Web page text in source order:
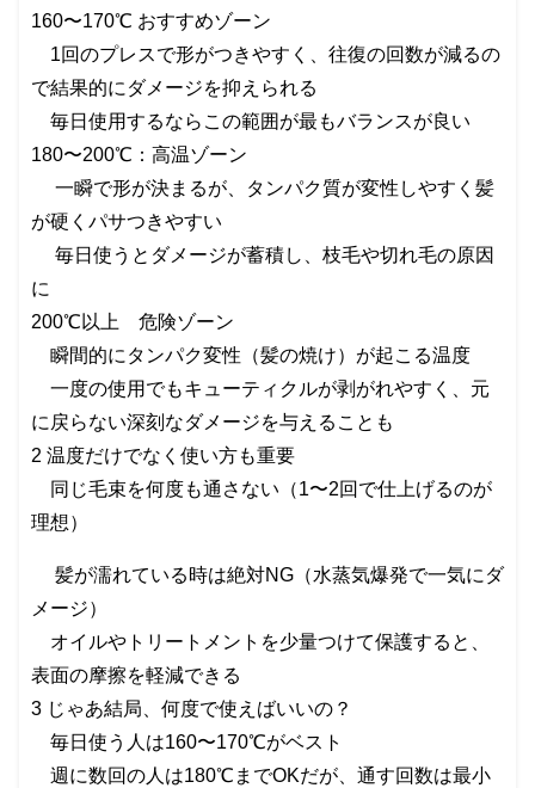
160〜170℃ おすすめゾーン
1回のプレスで形がつきやすく、往復の回数が減るの
で結果的にダメージを抑えられる
毎日使用するならこの範囲が最もバランスが良い
180〜200℃：高温ゾーン
一瞬で形が決まるが、タンパク質が変性しやすく髪
が硬くパサつきやすい
毎日使うとダメージが蓄積し、枝毛や切れ毛の原因
に
200℃以上 危険ゾーン
瞬間的にタンパク変性（髪の焼け）が起こる温度
一度の使用でもキューティクルが剥がれやすく、元
に戻らない深刻なダメージを与えることも
2 温度だけでなく使い方も重要
同じ毛束を何度も通さない（1〜2回で仕上げるのが
理想）
髪が濡れている時は絶対NG（水蒸気爆発で一気にダ
メージ）
オイルやトリートメントを少量つけて保護すると、
表面の摩擦を軽減できる
3 じゃあ結局、何度で使えばいいの？
毎日使う人は160〜170℃がベスト
週に数回の人は180℃までOKだが、通す回数は最小